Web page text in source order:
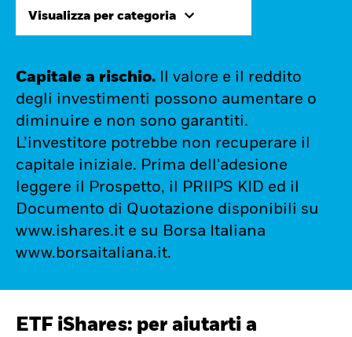
Visualizza per categoria
Capitale a rischio. Il valore e il reddito
degli investimenti possono aumentare o
diminuire e non sono garantiti.
L’investitore potrebbe non recuperare il
capitale iniziale. Prima dell'adesione
leggere il Prospetto, il PRIIPS KID ed il
Documento di Quotazione disponibili su
www.ishares.it e su Borsa Italiana
www.borsaitaliana.it.
ETF iShares: per aiutarti a